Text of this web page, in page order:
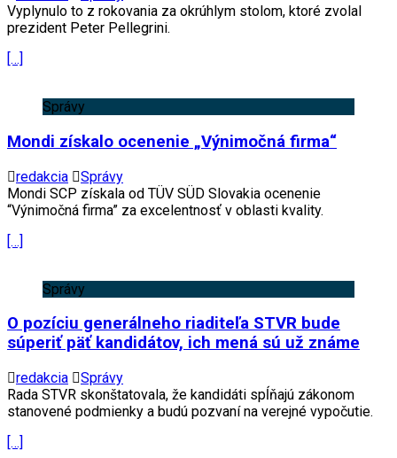
Vyplynulo to z rokovania za okrúhlym stolom, ktoré zvolal
prezident Peter Pellegrini.
[…]
Správy
Mondi získalo ocenenie „Výnimočná firma“
redakcia
Správy
Mondi SCP získala od TÜV SÜD Slovakia ocenenie
“Výnimočná firma” za excelentnosť v oblasti kvality.
[…]
Správy
O pozíciu generálneho riaditeľa STVR bude
súperiť päť kandidátov, ich mená sú už známe
redakcia
Správy
Rada STVR skonštatovala, že kandidáti spĺňajú zákonom
stanovené podmienky a budú pozvaní na verejné vypočutie.
[…]